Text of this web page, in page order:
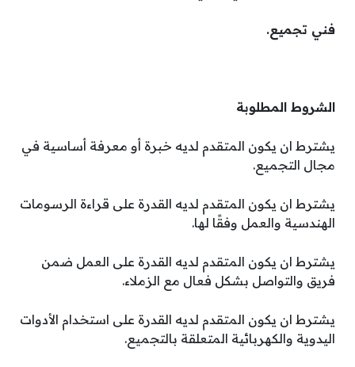
فني تجميع.
الشروط المطلوبة
يشترط ان يكون المتقدم لديه خبرة أو معرفة أساسية في
مجال التجميع.
يشترط ان يكون المتقدم لديه القدرة على قراءة الرسومات
الهندسية والعمل وفقًا لها.
يشترط ان يكون المتقدم لديه القدرة على العمل ضمن
فريق والتواصل بشكل فعال مع الزملاء.
يشترط ان يكون المتقدم لديه القدرة على استخدام الأدوات
اليدوية والكهربائية المتعلقة بالتجميع.